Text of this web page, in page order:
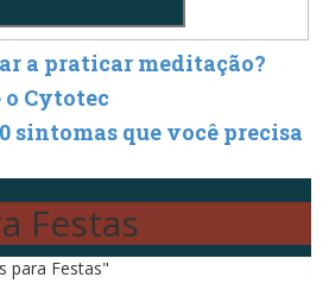
a praticar meditação?
o Cytotec
sintomas que você precisa
Festas
para Festas"